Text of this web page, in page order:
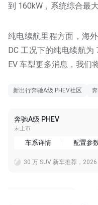
到 160kW，系统综合最大
纯电续航里程方面，海
DC 工况下的纯电续航为
EV 车型更多消息，我们
新出行奔驰A级 PHEV社区
奔驰A级 PHEV
未上市
车系详情 配置参